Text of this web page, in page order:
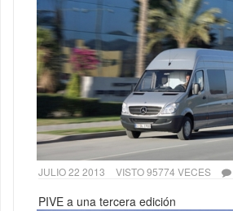
JULIO 22 2013 VISTO 95774 VECES
PIVE a una tercera edición